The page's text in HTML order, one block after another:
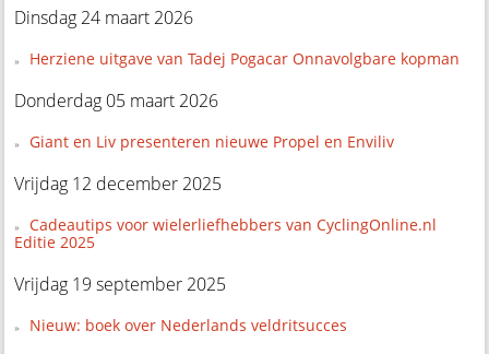
Dinsdag 24 maart 2026
Herziene uitgave van Tadej Pogacar Onnavolgbare kopman
Donderdag 05 maart 2026
Giant en Liv presenteren nieuwe Propel en Enviliv
Vrijdag 12 december 2025
Cadeautips voor wielerliefhebbers van CyclingOnline.nl
Editie 2025
Vrijdag 19 september 2025
Nieuw: boek over Nederlands veldritsucces